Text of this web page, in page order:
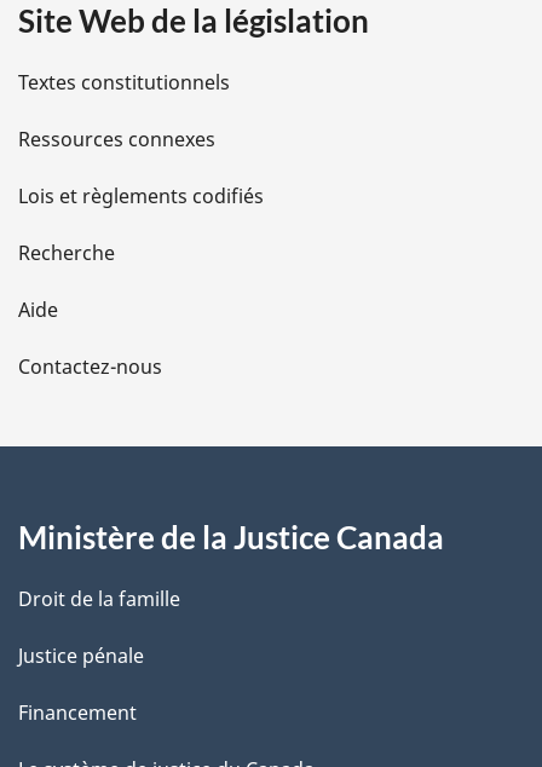
i
l
s
d
e
l
a
e
Site Web de la législation
Textes constitutionnels
Ressources connexes
Lois et règlements codifiés
Recherche
Aide
Contactez-nous
Ministère de la Justice Canada
Droit de la famille
Justice pénale
Financement